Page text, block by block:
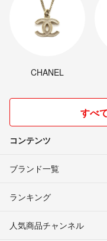
CHANEL
すべ
コンテンツ
ブランド一覧
ランキング
人気商品チャンネル